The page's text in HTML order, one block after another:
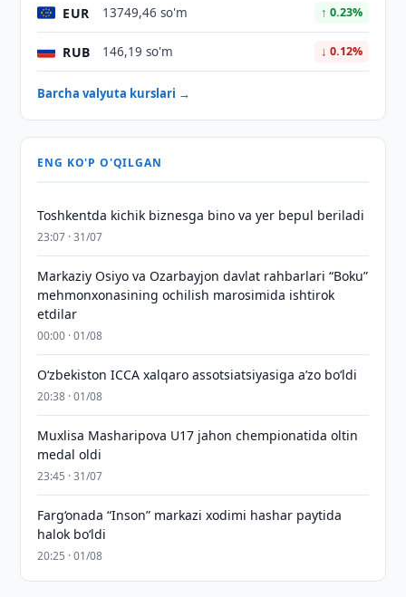
EUR 13749,46 so'm ↑ 0.23%
RUB 146,19 so'm ↓ 0.12%
Barcha valyuta kurslari →
ENG KO'P O'QILGAN
Toshkentda kichik biznesga bino va yer bepul beriladi
23:07 · 31/07
Markaziy Osiyo va Ozarbayjon davlat rahbarlari “Boku”
mehmonxonasining ochilish marosimida ishtirok
etdilar
00:00 · 01/08
O‘zbekiston ICCA xalqaro assotsiatsiyasiga aʼzo bo‘ldi
20:38 · 01/08
Muxlisa Masharipova U17 jahon chempionatida oltin
medal oldi
23:45 · 31/07
Farg‘onada “Inson” markazi xodimi hashar paytida
halok bo‘ldi
20:25 · 01/08